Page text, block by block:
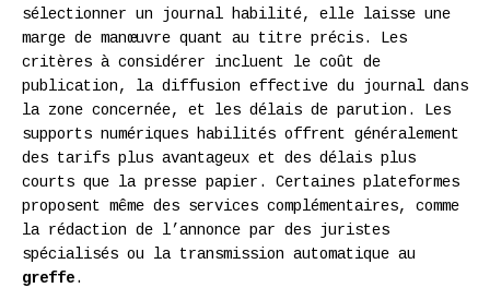
sélectionner un journal habilité, elle laisse une
marge de manœuvre quant au titre précis. Les
critères à considérer incluent le coût de
publication, la diffusion effective du journal dans
la zone concernée, et les délais de parution. Les
supports numériques habilités offrent généralement
des tarifs plus avantageux et des délais plus
courts que la presse papier. Certaines plateformes
proposent même des services complémentaires, comme
la rédaction de l’annonce par des juristes
spécialisés ou la transmission automatique au
greffe.